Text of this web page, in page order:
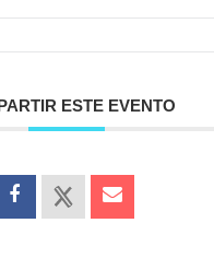
ESTE EVENTO